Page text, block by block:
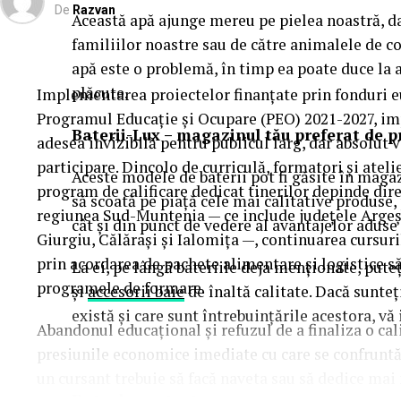
Această apă ajunge mereu pe pielea noastră,
familiilor noastre sau de către animalele de
apă este o problemă, în timp ea poate duce
plăcute.
Baterii-Lux – magazinul tău preferat de
Aceste modele de baterii pot fi găsite în
să scoată pe piață cele mai calitative
cât și din punct de vedere al avantajelor
La ei, pe lângă bateriile deja menționate,
șiaccesorii baiede înaltă calitate. Dacă
există și care sunt întrebuințările acestora,
De Razvan
Implementarea proiectelor finanțate prin fonduri
Programul Educație și Ocupare (PEO) 2021-2027,
adesea invizibilă pentru publicul larg, dar absolut
participare. Dincolo de curriculă, formatori și
program de calificare dedicat tinerilor depinde
regiunea Sud-Muntenia — ce include județele
Giurgiu, Călărași și Ialomița —, continuarea
prin acordarea de pachete alimentare și logistice
programele de formare.
Abandonul educațional și refuzul de a finaliza o
presiunile economice imediate cu care se